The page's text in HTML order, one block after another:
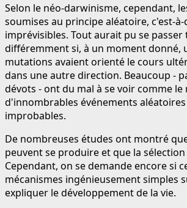
Selon le néo-darwinisme, cependant,
soumises au principe aléatoire, c'est-
imprévisibles. Tout aurait pu se passer
différemment si, à un moment donné,
mutations avaient orienté le cours
dans une autre direction. Beaucoup -
dévots - ont du mal à se voir comme
d'innombrables événements
improbables.
De nombreuses études ont montré
peuvent se produire et que la
Cependant, on se demande encore si
mécanismes ingénieusement simples
expliquer le développement de la vie.